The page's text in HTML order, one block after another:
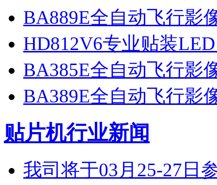
BA889E全自动飞行影
HD812V6专业贴装
BA385E全自动飞行影
BA389E全自动飞行影
贴片机行业新闻
我司将于03月25-27日